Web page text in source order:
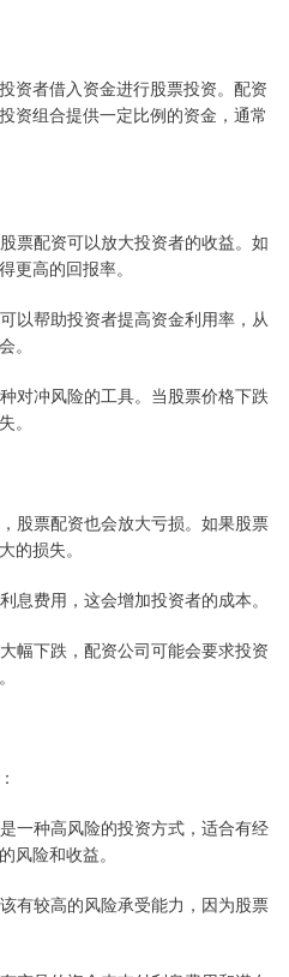
资者借入资金进行股票投资。配资
资组合提供一定比例的资金，通常
票配资可以放大投资者的收益。如
更高的回报率。
以帮助投资者提高资金利用率，从
。
对冲风险的工具。当股票价格下跌
。
股票配资也会放大亏损。如果股票
的损失。
息费用，这会增加投资者的成本。
幅下跌，配资公司可能会要求投资
一种高风险的投资方式，适合有经
风险和收益。
有较高的风险承受能力，因为股票